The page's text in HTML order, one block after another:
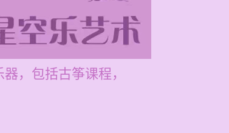
，包括古筝课程，